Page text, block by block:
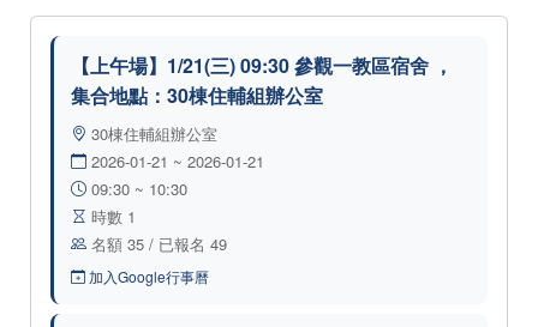
【上午場】1/21(三) 09:30 參觀一教區宿舍 ，
集合地點：30棟住輔組辦公室
30棟住輔組辦公室
2026-01-21 ~ 2026-01-21
09:30 ~ 10:30
時數 1
名額 35 / 已報名 49
加入Google行事曆